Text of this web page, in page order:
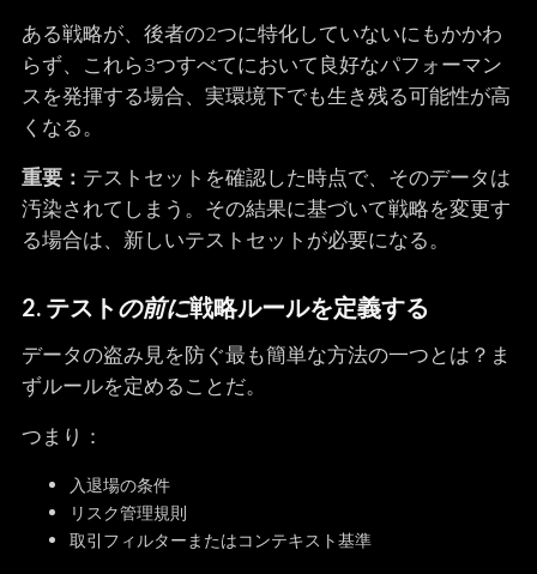
ある戦略が、後者の2つに特化していないにもかかわ
らず、これら3つすべてにおいて良好なパフォーマン
スを発揮する場合、実環境下でも生き残る可能性が高
くなる。
重要： テストセットを確認した時点で、そのデータは
汚染されてしまう。その結果に基づいて戦略を変更す
る場合は、新しいテストセットが必要になる。
2. テストの前に戦略ルールを定義する
データの盗み見を防ぐ最も簡単な方法の一つとは？ま
ずルールを定めることだ。
つまり：
入退場の条件
リスク管理規則
取引フィルターまたはコンテキスト基準